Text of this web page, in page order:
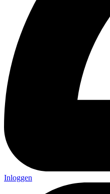
Inloggen